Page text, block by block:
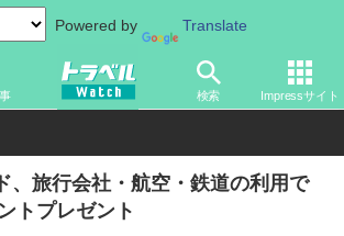
Powered by Translate
検索 Impressサイト
情報 カード・電子マネー クレジットカー
、旅行会社・航空・鉄道の利用で
トプレゼント